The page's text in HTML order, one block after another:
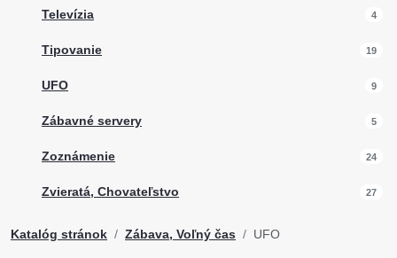
Televízia 4
Tipovanie 19
UFO 9
Zábavné servery 5
Zoznámenie 24
Zvieratá, Chovateľstvo 27
Katalóg stránok Zábava, Voľný čas UFO